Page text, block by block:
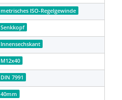
metrisches ISO-Regelgewinde
Senkkopf
Innensechskant
M12x40
DIN 7991
40mm